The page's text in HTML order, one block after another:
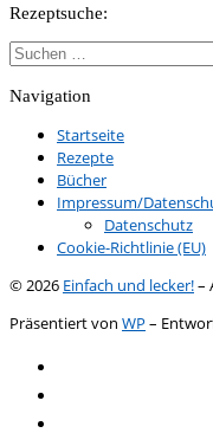
Rezeptsuche:
Suche
Navigation
Startseite
Rezepte
Bücher
Impressum/
Datenschutz
Cookie-Richtlinie (EU)
© 2026 Einfach und lecker!–
Präsentiert von WP –